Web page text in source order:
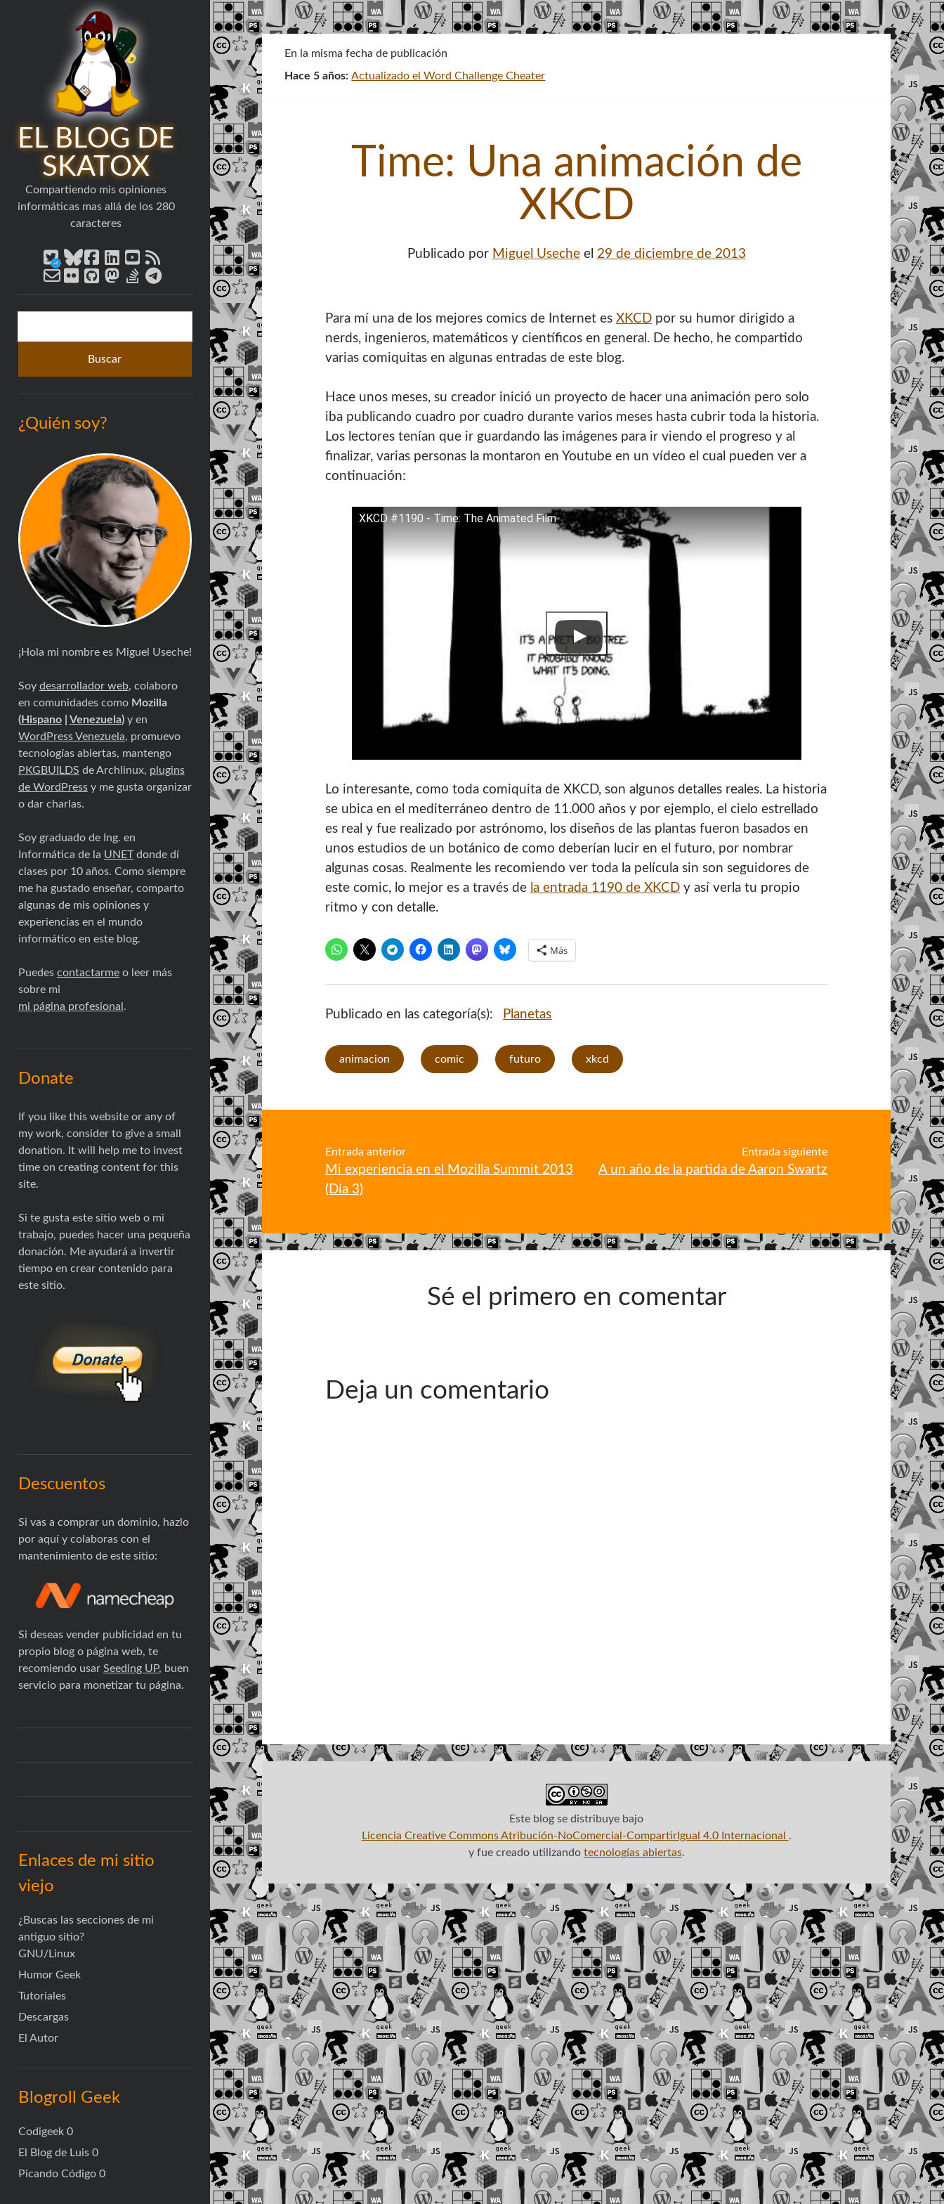
EL BLOG DE
SKATOX
Compartiendo mis opiniones
informáticas mas allá de los 280
caracteres
twitterbluesky
facebook
linkedin
youtube
rss
email-
form
flickrgithubmastodon
stack-
overflow
telegram
Barra
¿Quién soy?
¡Hola mi nombre es Miguel Useche!
Soy desarrollador web, colaboro
en comunidades como Mozilla
(Hispano| Venezuela)y en
WordPress Venezuela, promuevo
tecnologías abiertas, mantengo
PKGBUILDS de Archlinux, plugins
de WordPressy me gusta organizar
o dar charlas.
Soy graduado de Ing. en
Informática de la UNETdonde dí
clases por 10 años. Como siempre
me ha gustado enseñar, comparto
algunas de mis opiniones y
experiencias en el mundo
informático en este blog.
Puedes contactarmeo leer más
sobre mi
mi página profesional .
Donate
If you like this website or any of
my work, consider to give a small
donation. It will help me to invest
time on creating content for this
site.
Si te gusta este sitio web o mi
trabajo, puedes hacer una pequeña
donación. Me ayudará a invertir
tiempo en crear contenido para
este sitio.
Descuentos
Si vas a comprar un dominio, hazlo
por aquí y colaboras con el
mantenimiento de este sitio:
Si deseas vender publicidad en tu
propio blog o página web, te
recomiendo usar Seeding UP, buen
servicio para monetizar tu página.
Enlaces de mi sitio
viejo
¿Buscas las secciones de mi
antiguo sitio?
GNU/Linux
Humor Geek
Tutoriales
Descargas
El Autor
Blogroll Geek
Codigeek0
El Blog de Luis0
Picando Código0
En la misma fecha de publicación
Hace 5 años:Actualizado el Word Challenge Cheater
Time: Una animación de
XKCD
Publicado por Miguel Usecheel 29 de diciembre de 2013
Para mí una de los mejores comics de Internet es XKCDpor su humor dirigido a
nerds, ingenieros, matemáticos y científicos en general. De hecho, he compartido
varias comiquitas en algunas entradas de este blog.
Hace unos meses, su creador inició un proyecto de hacer una animación pero solo
iba publicando cuadro por cuadro durante varios meses hasta cubrir toda la historia.
Los lectores tenían que ir guardando las imágenes para ir viendo el progreso y al
finalizar, varias personas la montaron en Youtube en un vídeo el cual pueden ver a
continuación:
XKCD #1190 - Time: The Animated Film
Lo interesante, como toda comiquita de XKCD, son algunos detalles reales. La historia
se ubica en el mediterráneo dentro de 11.000 años y por ejemplo, el cielo estrellado
es real y fue realizado por astrónomo, los diseños de las plantas fueron basados en
unos estudios de un botánico de como deberían lucir en el futuro, por nombrar
algunas cosas. Realmente les recomiendo ver toda la película sin son seguidores de
este comic, lo mejor es a través de la entrada 1190 de XKCDy así verla tu propio
ritmo y con detalle.
Más
Publicado en las categoría(s): Planetas
animacion comic futuro xkcd
Entrada anterior
Mi experiencia en el Mozilla Summit 2013
(Día 3)
Entrada siguiente
A un año de la partida de Aaron Swartz
Sé el primero en comentar
Deja un comentario
Este blog se distribuye bajo
Licencia Creative Commons Atribución-NoComercial-CompartirIgual 4.0 Internacional .
y fue creado utilizando tecnologías abiertas.